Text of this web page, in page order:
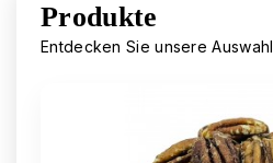
Produkte
Entdecken Sie unsere Auswahl